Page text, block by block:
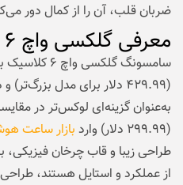
ضربان قلب، آن را از کمال دور
معرفی گلکسی واچ ۶ کلاسیک
(۲۹۹.۹۹ دلار) وارد
بازار ساعت
طراحی زیبا و قاب چرخان فیزیکی،
از عملکرد و استایل هستند،